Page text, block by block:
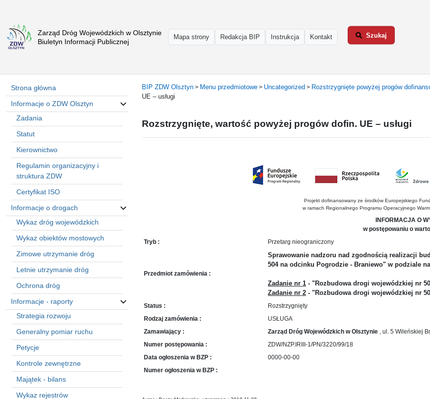
Zarząd Dróg Wojewódzkich w Olsztynie
Biuletyn Informacji Publicznej
Mapa strony Redakcja BIP Instrukcja Kontakt Szukaj
Strona
główna
Olsztyn
Informacje
drogach
Informacje
Przystanki
komunikacji
publicznej
Załatw
sprawę
Praca
w
ZDW
Sprzedaż
mienia
majątkowego
Zamówienia
publiczne
Ochrona
danych
osobowych
Deklaracja
dostępności
Kontakt
Strona główna
Informacje o ZDW Olsztyn
Zadania
Statut
Kierownictwo
Regulamin organizacyjny i
struktura ZDW
Certyfikat ISO
Informacje o drogach
Wykaz dróg wojewódzkich
Wykaz obiektów mostowych
Zimowe utrzymanie dróg
Letnie utrzymanie dróg
Ochrona dróg
Informacje - raporty
Strategia rozwoju
Generalny pomiar ruchu
Petycje
Kontrole zewnętrzne
Majątek - bilans
Wykaz rejestrów
BIP ZDW Olsztyn > Menu przedmiotowe > Uncategorized > Rozstrzygnięte powyżej progów
UE – usługi
Rozstrzygnięte, wartość powyżej progów dofin. UE – usługi
Projekt dofinansowany ze środków Europejskiego
w ramach Regionalnego Programu Operacyjnego
INFORMACJA O
w postępowaniu o
Tryb :
Przetarg nieograniczony
Przedmiot zamówienia :
Sprawowanie nadzoru nad zgodnością realizacji
504 na odcinku Pogrodzie - Braniewo" w podziale
Zadanie nr 1 - "Rozbudowa drogi wojewódzkiej nr
Zadanie nr 2 - "Rozbudowa drogi wojewódzkiej nr
Status :
Rozstrzygnięty
Rodzaj zamówienia :
USŁUGA
Zamawiający :
Zarząd Dróg Wojewódzkich w Olsztynie , ul. 5 Wileńskiej
Numer postępowania :
ZDW/NZP.IRIII-1/PN/3220/99/18
Data ogłoszenia w BZP :
0000-00-00
Numer ogłoszenia w BZP :